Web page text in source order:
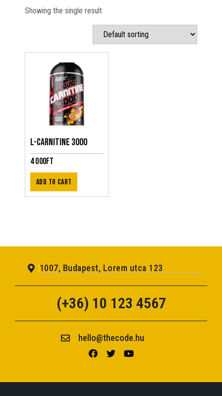
Showing the single result
L-CARNITINE 3000
4 000Ft
Add to cart
1007, Budapest, Lorem utca 123
(+36) 10 123 4567
hello@thecode.hu